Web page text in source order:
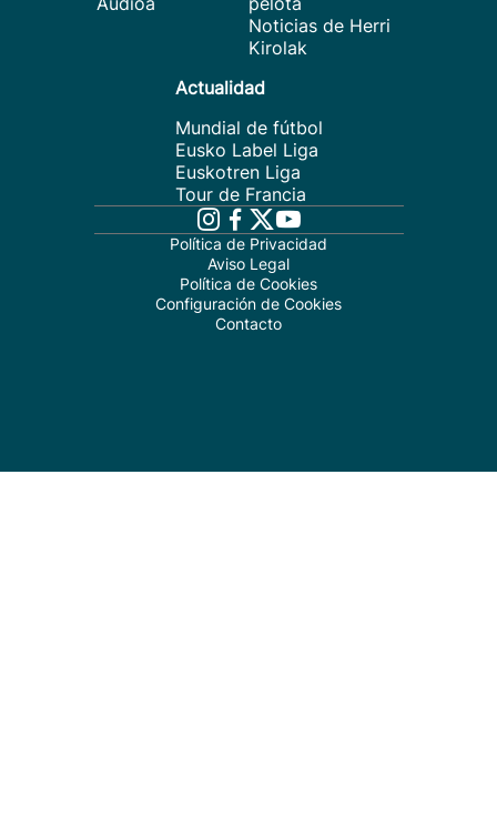
Noticias de Herri
Kirolak
Actualidad
Mundial de fútbol
Eusko Label Liga
Euskotren Liga
Tour de Francia
Política de Privacidad
Aviso Legal
Política de Cookies
Configuración de Cookies
Contacto